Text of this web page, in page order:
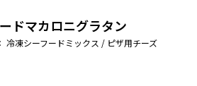
ドマカロニグラタン
冷凍シーフードミックス / ピザ用チーズ